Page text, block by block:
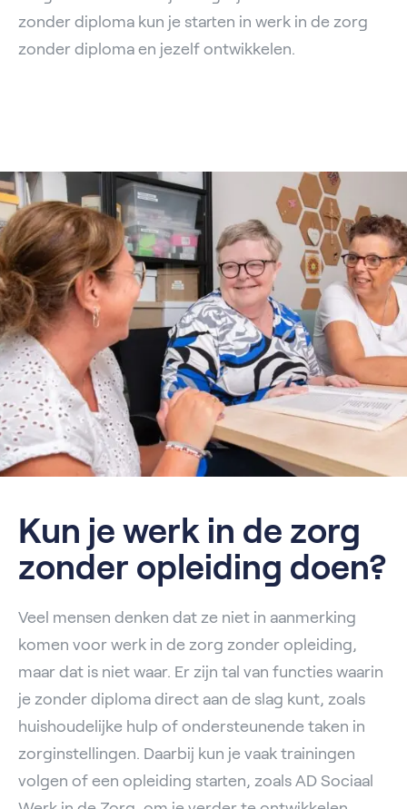
zonder diploma kun je starten in werk in de zorg
zonder diploma en jezelf ontwikkelen.
Kun je werk in de zorg
zonder opleiding doen?
Veel mensen denken dat ze niet in aanmerking
komen voor werk in de zorg zonder opleiding,
maar dat is niet waar. Er zijn tal van functies waarin
je zonder diploma direct aan de slag kunt, zoals
huishoudelijke hulp of ondersteunende taken in
zorginstellingen. Daarbij kun je vaak trainingen
volgen of een opleiding starten, zoals AD Sociaal